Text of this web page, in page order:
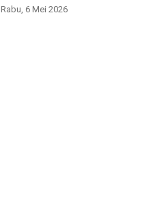
Rabu, 6 Mei 2026